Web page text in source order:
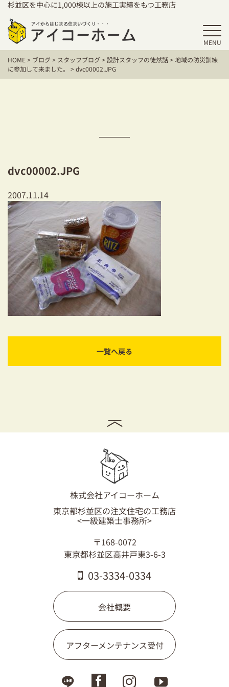
杉並区を中心に1,000棟以上の施工実績をもつ工務店
MENU
HOME
アイコーホームの家づくり
保証／アフターサポート
建て替えをお考えの方
耐震対策も安心の家づくり
リフォーム・リノベーションをお考えの方
必見！土地からお探しの方へ
資金計画についてのご相談
ショールーム
お知らせ
03-3334-0334
HOME> ブログ> スタッフブログ>設計スタッフの徒然話>地域の防災訓練
に参加して来ました。
>dvc00002.JPG
dvc00002.JPG
2007.11.14
一覧へ戻る
株式会社アイコーホーム
東京都杉並区の注文住宅の工務店
<一級建築士事務所>
〒168-0072
東京都杉並区高井戸東3-6-3
03-3334-0334
会社概要
アフターメンテナンス受付